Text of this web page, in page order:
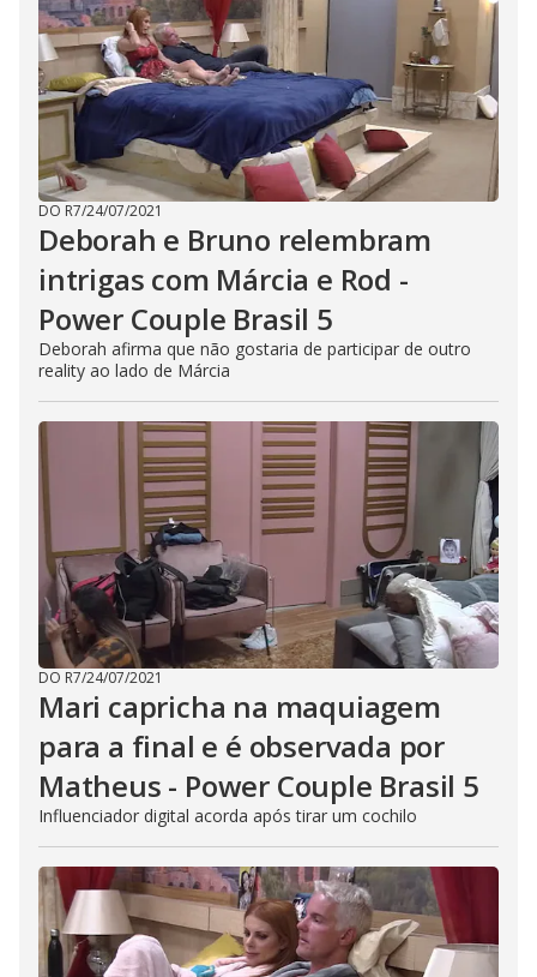
DO R7/24/07/2021
Deborah e Bruno relembram
intrigas com Márcia e Rod -
Power Couple Brasil 5
Deborah afirma que não gostaria de participar de outro
reality ao lado de Márcia
DO R7/24/07/2021
Mari capricha na maquiagem
para a final e é observada por
Matheus - Power Couple Brasil 5
Influenciador digital acorda após tirar um cochilo